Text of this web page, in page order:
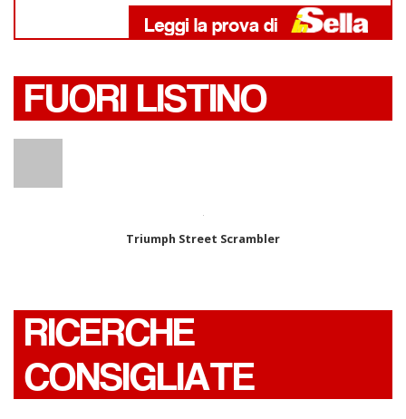
FUORI LISTINO
Triumph Street Scrambler
RICERCHE
CONSIGLIATE